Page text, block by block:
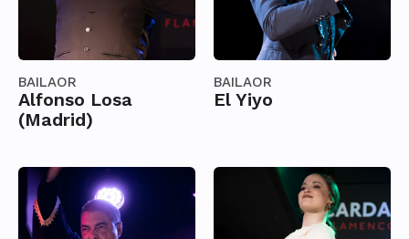
BAILAOR
Alfonso Losa
(Madrid)
BAILAOR
El Yiyo